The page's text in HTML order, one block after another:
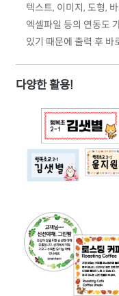
텍스트, 이미지, 도형,
엑셀파일 등의 연동도
있기 때문에 출력 후 바
다양한 활용!